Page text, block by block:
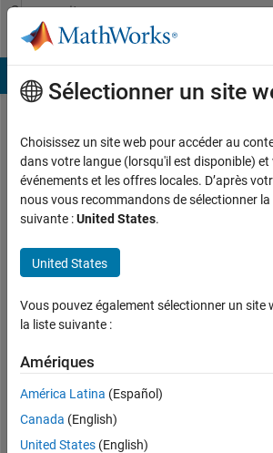
Passer au contenu
Community
Profile
Maggie
Shammaa
Last
plus
de 2
y a
Actif
depuis
2021
Sélectionner un site
Choisissez un site web pour accéder au
dans votre langue (lorsqu'il est disponible) et
événements et les offres locales. D’après
nous vous recommandons de sélectionner la
suivante :United States.
United States
Vous pouvez également sélectionner un site
la liste suivante :
Amériques
América Latina (Español)
Canada (English)
United States (English)